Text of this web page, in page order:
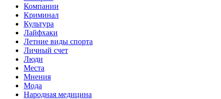
Компании
Криминал
Культура
Лайфхаки
Летние виды спорта
Личный счет
Люди
Места
Мнения
Мода
Народная медицина